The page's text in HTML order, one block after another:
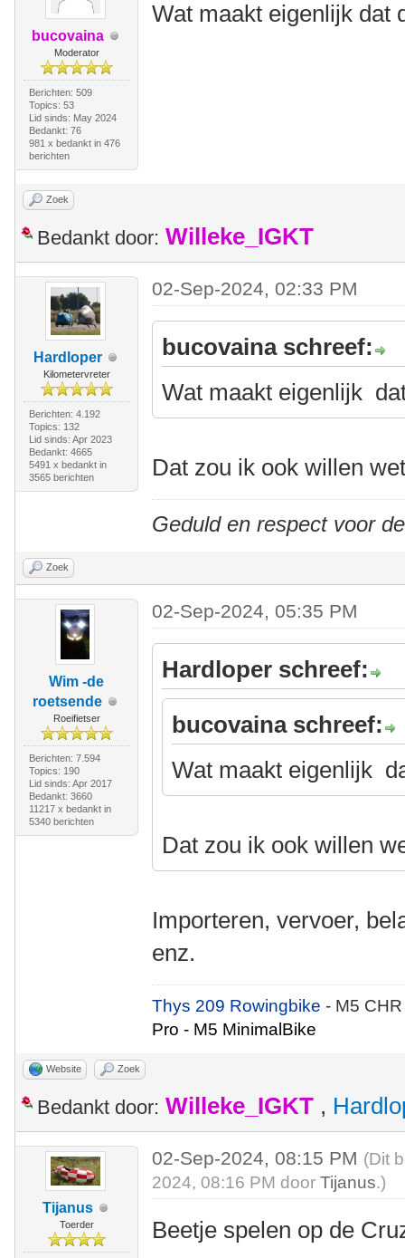
bucovaina
Moderator
Berichten: 509
Topics: 53
Lid sinds: May 2024
Bedankt: 76
981 x bedankt in 476
berichten
Wat maakt eigenlijk dat
Zoek
Bedankt door: Willeke_IGKT
Hardloper
Kilometervreter
Berichten: 4.192
Topics: 132
Lid sinds: Apr 2023
Bedankt: 4665
5491 x bedankt in
3565 berichten
02-Sep-2024, 02:33 PM
bucovaina schreef:
Wat maakt eigenlijk
Dat zou ik ook willen
Geduld en respect voor
Zoek
Wim -de
roetsende
Roeifietser
Berichten: 7.594
Topics: 190
Lid sinds: Apr 2017
Bedankt: 3660
11217 x bedankt in
5340 berichten
02-Sep-2024, 05:35 PM
Hardloper schreef:
bucovaina schreef:
Wat maakt eigenlijk
Dat zou ik ook willen
Importeren, vervoer,
enz.
Thys 209 Rowingbike- M5
Pro - M5 MinimalBike
Website Zoek
Bedankt door: Willeke_IGKT ,
Tijanus
Toerder
02-Sep-2024, 08:15 PM (Dit
2024, 08:16 PM doorTijanus.)
Beetje spelen op de